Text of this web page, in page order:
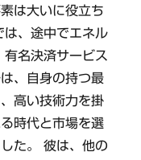
は大いに役立ち
は、途中でエネル
名決済サービス
、自身の持つ最
高い技術力を掛
時代と市場を選
た。 彼は、他の